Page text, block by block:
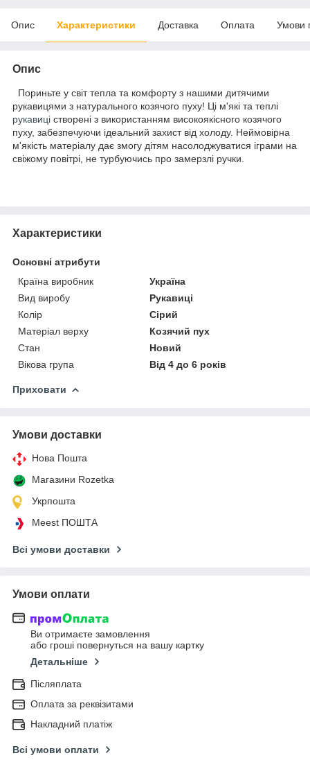
Опис Характеристики Доставка Оплата Умови
Опис
Пориньте у світ тепла та комфорту з нашими дитячими
рукавицями з натурального козячого пуху! Ці м'які та теплі
рукавиці створені з використанням високоякісного козячого
пуху, забезпечуючи ідеальний захист від холоду. Неймовірна
м'якість матеріалу дає змогу дітям насолоджуватися іграми на
свіжому повітрі, не турбуючись про замерзлі ручки.
Характеристики
Основні атрибути
Країна виробник
Україна
Вид виробу
Рукавиці
Колір
Сірий
Матеріал верху
Козячий пух
Стан
Новий
Вікова група
Від 4 до 6 років
Приховати
Умови доставки
Нова Пошта
Магазини Rozetka
Укрпошта
Meest ПОШТА
Всі умови доставки
Умови оплати
Ви отримаєте замовлення
або гроші повернуться на вашу картку
Детальніше
Післяплата
Оплата за реквізитами
Накладний платіж
Всі умови оплати